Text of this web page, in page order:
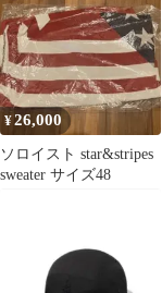
¥26,000
ソロイスト star&stripes
sweater サイズ48